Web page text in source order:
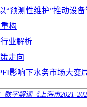
“预测性维护”推动设
构
业解析
走向
影响下水务市场大变
数字解读《上海市2021-